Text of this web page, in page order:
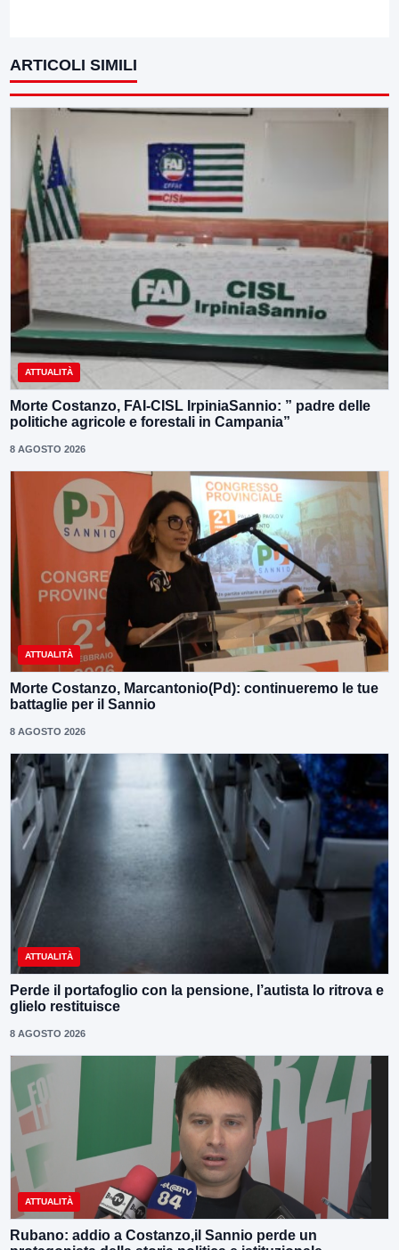
ARTICOLI SIMILI
ATTUALITÀ
Morte Costanzo, FAI-CISL IrpiniaSannio: ” padre delle
politiche agricole e forestali in Campania”
8 AGOSTO 2026
ATTUALITÀ
Morte Costanzo, Marcantonio(Pd): continueremo le tue
battaglie per il Sannio
8 AGOSTO 2026
ATTUALITÀ
Perde il portafoglio con la pensione, l’autista lo ritrova e
glielo restituisce
8 AGOSTO 2026
ATTUALITÀ
Rubano: addio a Costanzo,il Sannio perde un